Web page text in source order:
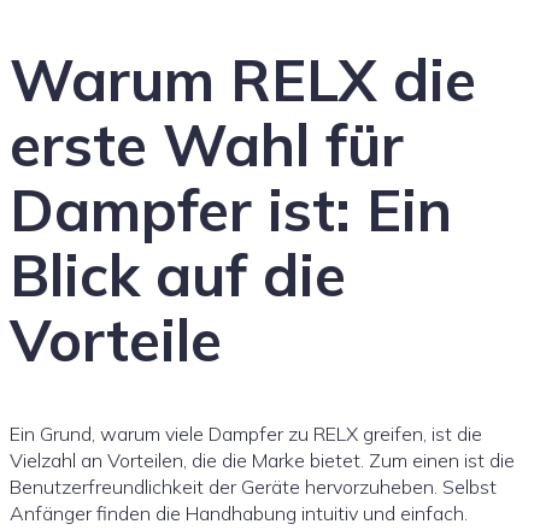
Warum RELX die
erste Wahl für
Dampfer ist: Ein
Blick auf die
Vorteile
Ein Grund, warum viele Dampfer zu RELX greifen, ist die
Vielzahl an Vorteilen, die die Marke bietet. Zum einen ist die
Benutzerfreundlichkeit der Geräte hervorzuheben. Selbst
Anfänger finden die Handhabung intuitiv und einfach.